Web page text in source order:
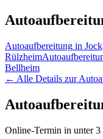
Autoaufbereitung in
Rülzheim
Bellheim
← Alle Details zur
Online-Termin in unter